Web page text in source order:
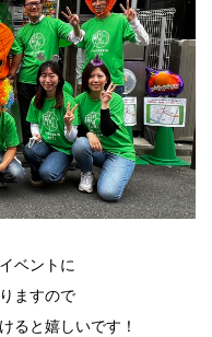
ベントに
ますので
ると嬉しいです！